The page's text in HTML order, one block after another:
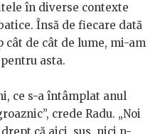
în diverse contexte
Însă de fiecare dată
cât de cât de lume, mi-am
asta.
ce s-a întâmplat anul
crede Radu. „Noi